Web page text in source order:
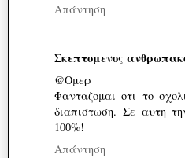
Απάντηση
Σκεπτομενος
@Ομερ
Φανταζομαι οτι το
διαπιστωση. Σε αυτη
100%!
Απάντηση